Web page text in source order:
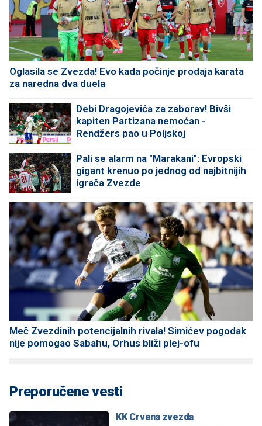
Oglasila se Zvezda! Evo kada počinje prodaja karata
za naredna dva duela
Debi Dragojevića za zaborav! Bivši
kapiten Partizana nemoćan -
Rendžers pao u Poljskoj
Pali se alarm na "Marakani": Evropski
gigant krenuo po jednog od najbitnijih
igrača Zvezde
Meč Zvezdinih potencijalnih rivala! Simićev pogodak
nije pomogao Sabahu, Orhus bliži plej-ofu
Preporučene vesti
KK Crvena zvezda